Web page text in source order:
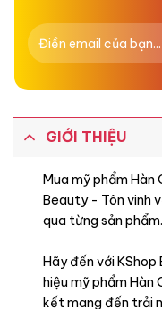
GIỚI THIỆU
Mua mỹ phẩm Hàn
Beauty - Tôn vinh
qua từng sản phẩm.
Hãy đến với
hiệu mỹ phẩm Hàn
kết mang đến trải